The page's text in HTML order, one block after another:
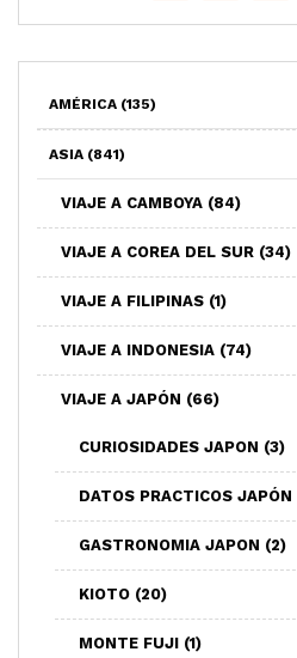
AMÉRICA (135)
ASIA (841)
VIAJE A CAMBOYA (84)
VIAJE A COREA DEL SUR (34)
VIAJE A FILIPINAS (1)
VIAJE A INDONESIA (74)
VIAJE A JAPÓN (66)
CURIOSIDADES JAPON (3)
DATOS PRACTICOS JAPÓN
GASTRONOMIA JAPON (2)
KIOTO (20)
MONTE FUJI (1)